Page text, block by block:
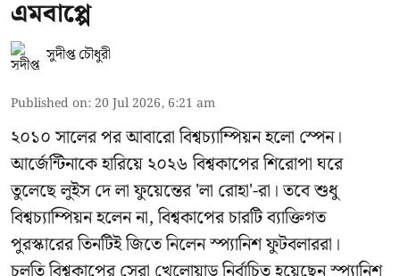
এমবাপ্পে
সুদীপ্ত চৌধুরী
Published on: 20 Jul 2026, 6:21 am
২০১০ সালের পর আবারো বিশ্বচ্যাম্পিয়ন হলো স্পেন।
আর্জেন্টিনাকে হারিয়ে ২০২৬ বিশ্বকাপের শিরোপা ঘরে
তুলেছে লুইস দে লা ফুয়েন্তের 'লা রোহা'-রা। তবে শুধু
বিশ্বচ্যাম্পিয়ন হলেন না, বিশ্বকাপের চারটি ব্যাক্তিগত
পুরস্কারের তিনটিই জিতে নিলেন স্প্যানিশ ফুটবলাররা।